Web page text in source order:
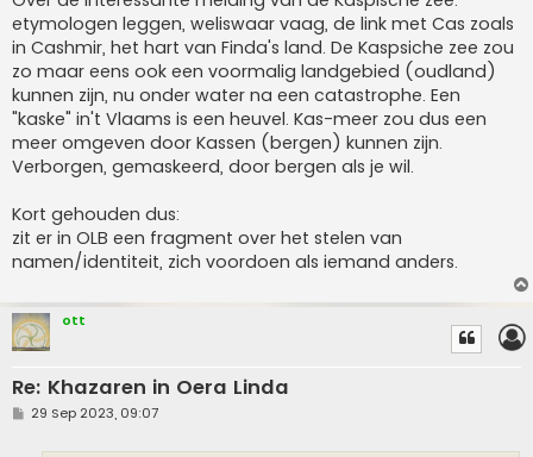
etymologen leggen, weliswaar vaag, de link met Cas zoals
in Cashmir, het hart van Finda's land. De Kaspsiche zee zou
zo maar eens ook een voormalig landgebied (oudland)
kunnen zijn, nu onder water na een catastrophe. Een
"kaske" in't Vlaams is een heuvel. Kas-meer zou dus een
meer omgeven door Kassen (bergen) kunnen zijn.
Verborgen, gemaskeerd, door bergen als je wil.
Kort gehouden dus:
zit er in OLB een fragment over het stelen van
namen/identiteit, zich voordoen als iemand anders.
ott
Re: Khazaren in Oera Linda
P29 Sep 2023, 09:07